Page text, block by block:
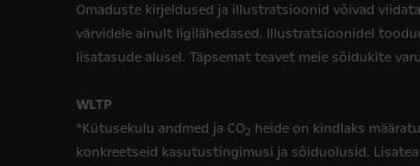
Omaduste kirjeldused ja illustratsioonid võivad
värvidele ainult ligilähedased. Illustratsioonidel
lisatasude alusel. Täpsemat teavet meie sõidukite
WLTP
*Kütusekulu andmed ja CO2 heide on kindlaks
konkreetseid kasutustingimusi ja sõiduolusid.